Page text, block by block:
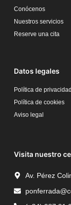
Conócenos
Nuestros servicios
Reserve una cita
Datos legales
Política de privacidad
Política de cookies
Aviso legal
Visita nuestro
Av. Pérez